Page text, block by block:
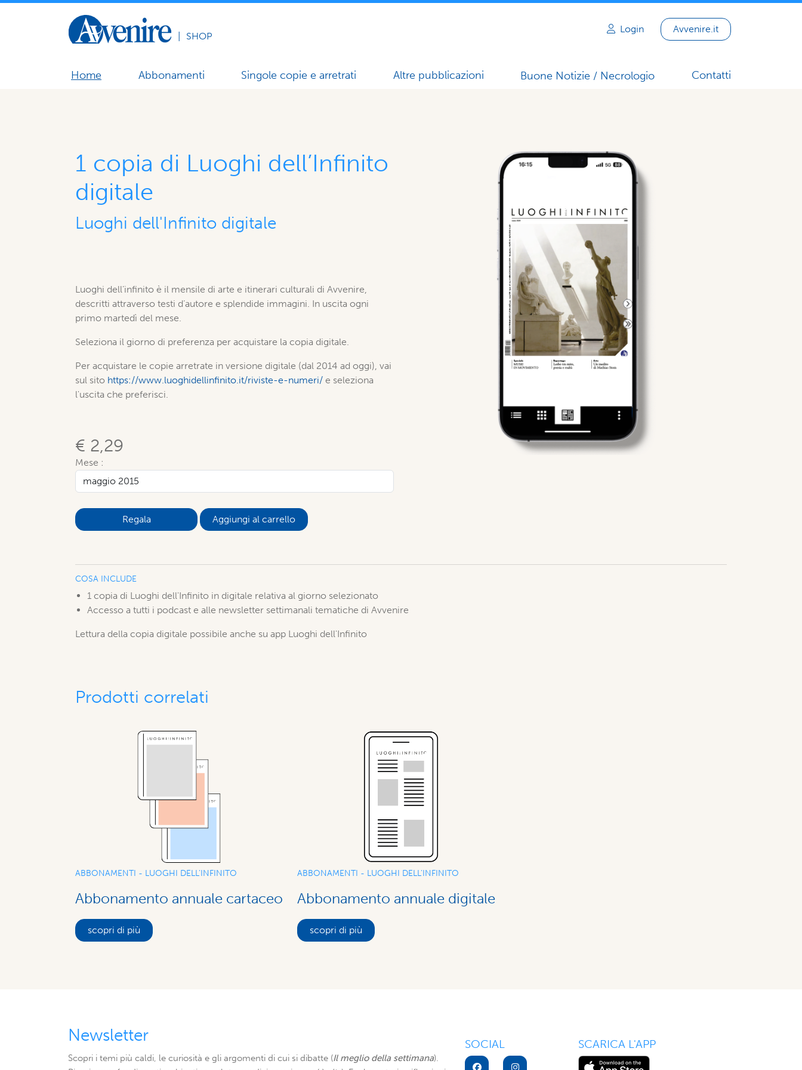
SHOP
Login Avvenire.it
Home Abbonamenti Singole copie e arretrati Altre pubblicazioni Buone Notizie / Necrologio Contatti
1 copia di Luoghi dell’Infinito
digitale
Luoghi dell'Infinito digitale
Luoghi dell’infinito è il mensile di arte e itinerari culturali di Avvenire,
descritti attraverso testi d’autore e splendide immagini. In uscita ogni
primo martedì del mese.
Seleziona il giorno di preferenza per acquistare la copia digitale.
Per acquistare le copie arretrate in versione digitale (dal 2014 ad oggi), vai
sul sito https://www.luoghidellinfinito.it/riviste-e-numeri/ e seleziona
l'uscita che preferisci.
€ 2,29
Mese :
Aggiungi al carrello
COSA INCLUDE
1 copia di Luoghi dell'Infinito in digitale relativa al giorno selezionato
Accesso a tutti i podcast e alle newsletter settimanali tematiche di Avvenire
Lettura della copia digitale possibile anche su app Luoghi dell'Infinito
Prodotti correlati
ABBONAMENTI - LUOGHI DELL'INFINITO
Abbonamento annuale cartaceo
scopri di più
ABBONAMENTI - LUOGHI DELL'INFINITO
Abbonamento annuale digitale
scopri di più
Newsletter
Scopri i temi più caldi, le curiosità e gli argomenti di cui si dibatte (Il meglio della settimana).
SOCIAL SCARICA L'APP